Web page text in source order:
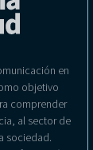
en
objetivo
comprender
al sector de
sociedad.